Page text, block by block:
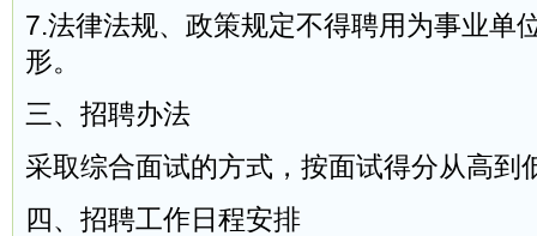
7.法律法规、政策规定不得聘用为事业单
形。
三、招聘办法
采取综合面试的方式，按面试得分从高到
四、招聘工作日程安排